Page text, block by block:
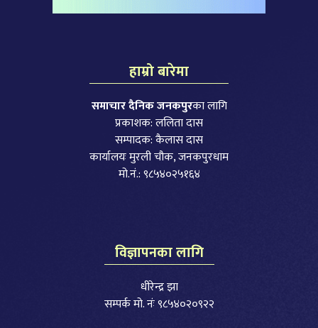
हाम्रो बारेमा
समाचार दैनिक जनकपुरका लागि
प्रकाशक: ललिता दास
सम्पादक: कैलास दास
कार्यालयः मुरली चौक, जनकपुरधाम
मो.नं.: ९८५४०२५१६४
विज्ञापनका लागि
धीरेन्द्र झा
सम्पर्क मो. नंः ९८५४०२०९२२